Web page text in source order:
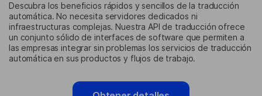
Descubra los beneficios rápidos y sencillos de la traducción
automática. No necesita servidores dedicados ni
infraestructuras complejas. Nuestra API de traducción ofrece
un conjunto sólido de interfaces de software que permiten a
las empresas integrar sin problemas los servicios de traducción
automática en sus productos y flujos de trabajo.